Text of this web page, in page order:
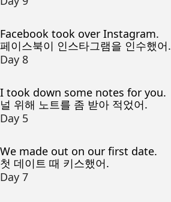
Facebook took over Instagram.
페이스북이 인스타그램을 인수했어.
Day 8
I took down some notes for you.
널 위해 노트를 좀 받아 적었어.
Day 5
We made out on our first date.
첫 데이트 때 키스했어.
Day 7